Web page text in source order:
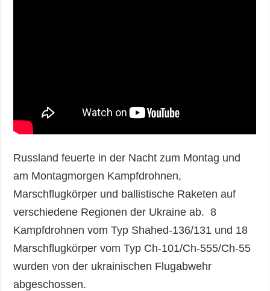
Russland feuerte in der Nacht zum Montag und
am Montagmorgen Kampfdrohnen,
Marschflugkörper und ballistische Raketen auf
verschiedene Regionen der Ukraine ab. 8
Kampfdrohnen vom Typ Shahed-136/131 und 18
Marschflugkörper vom Typ Ch-101/Ch-555/Ch-55
wurden von der ukrainischen Flugabwehr
abgeschossen.